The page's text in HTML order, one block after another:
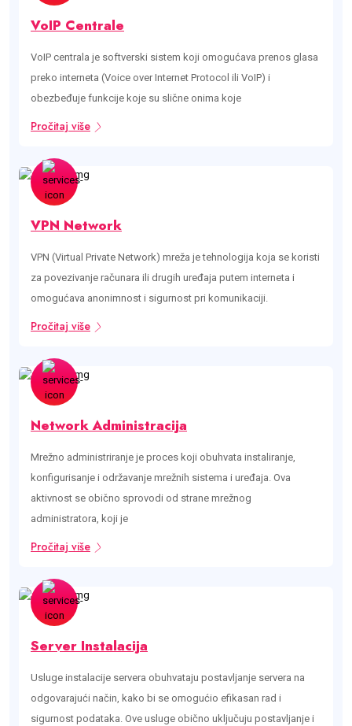
VoIP Centrale
VoIP centrala je softverski sistem koji omogućava prenos glasa
preko interneta (Voice over Internet Protocol ili VoIP) i
obezbeđuje funkcije koje su slične onima koje
Pročitaj više
VPN Network
VPN (Virtual Private Network) mreža je tehnologija koja se koristi
za povezivanje računara ili drugih uređaja putem interneta i
omogućava anonimnost i sigurnost pri komunikaciji.
Pročitaj više
Network Administracija
Mrežno administriranje je proces koji obuhvata instaliranje,
konfigurisanje i održavanje mrežnih sistema i uređaja. Ova
aktivnost se obično sprovodi od strane mrežnog
administratora, koji je
Pročitaj više
Server Instalacija
Usluge instalacije servera obuhvataju postavljanje servera na
odgovarajući način, kako bi se omogućio efikasan rad i
sigurnost podataka. Ove usluge obično uključuju postavljanje i